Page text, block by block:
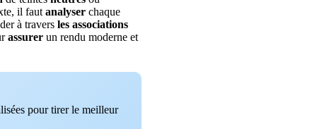
il faut analyser chaque
à travers les associations
assurer un rendu moderne et
pour tirer le meilleur